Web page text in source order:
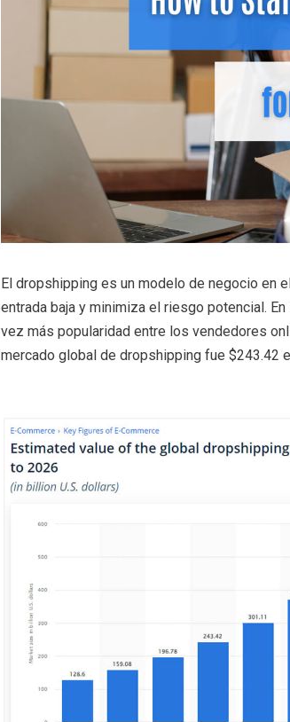
El dropshipping es un modelo de negocio en
entrada baja y minimiza el riesgo potencial.
vez más popularidad entre los vendedores
mercado global de dropshipping fue $243.42